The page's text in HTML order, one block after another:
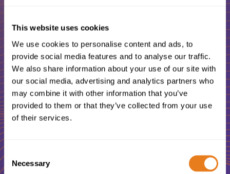
This website uses cookies
We use cookies to personalise content and ads, to
provide social media features and to analyse our traffic.
We also share information about your use of our site with
our social media, advertising and analytics partners who
may combine it with other information that you’ve
provided to them or that they’ve collected from your use
of their services.
Selection
Necessary
ICT ve Telekomünikasyon
projelerinizde size yardımcı olacak
yetenekli ve güler yüzlü bir
profesyonel mi arıyorsunuz?